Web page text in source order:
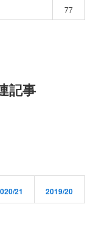
77
記事
21 2019/20